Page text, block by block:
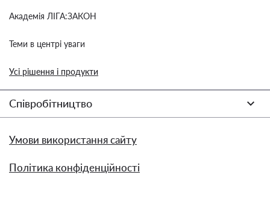
Академія ЛІГА:ЗАКОН
Теми в центрі уваги
Усі рішення і продукти
Співробітництво
Умови використання сайту
Політика конфіденційності